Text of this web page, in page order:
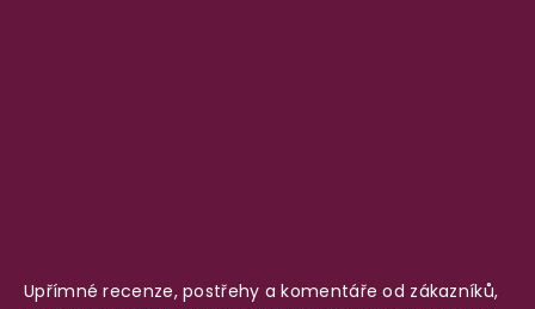
Upřímné recenze, postřehy a komentáře od zákazníků,